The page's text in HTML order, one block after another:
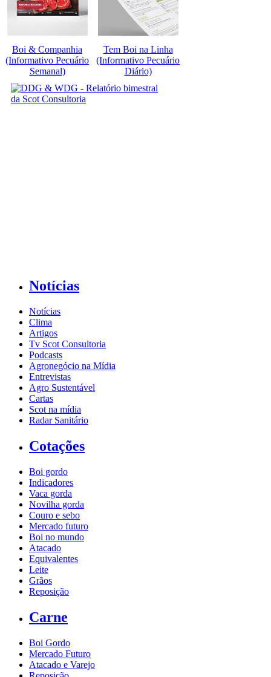
Boi & Companhia
(Informativo Pecuário
Semanal)
Tem Boi na Linha
(Informativo Pecuário
Diário)
Notícias
Notícias
Clima
Artigos
Tv Scot Consultoria
Podcasts
Agronegócio na Mídia
Entrevistas
Agro Sustentável
Cartas
Scot na mídia
Radar Sanitário
Cotações
Boi gordo
Indicadores
Vaca gorda
Novilha gorda
Couro e sebo
Mercado futuro
Boi no mundo
Atacado
Equivalentes
Leite
Grãos
Reposição
Carne
Boi Gordo
Mercado Futuro
Atacado e Varejo